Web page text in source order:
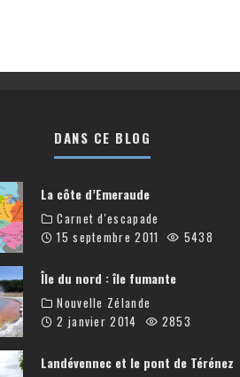
DANS CE BLOG
La côte d’Emeraude
Carnet d'escapade
15 septembre 2011
5438
Île du nord : île fumante
Nouvelle Zélande
2 janvier 2014
2853
Landévennec et le pont de Térénez